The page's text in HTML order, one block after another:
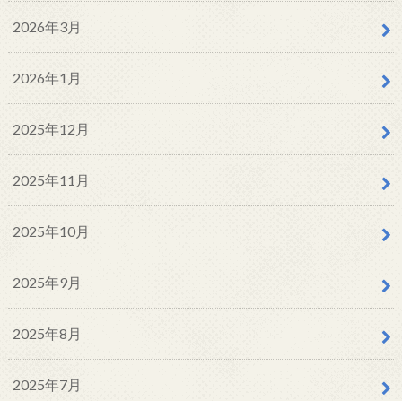
2026年3月
2026年1月
2025年12月
2025年11月
2025年10月
2025年9月
2025年8月
2025年7月